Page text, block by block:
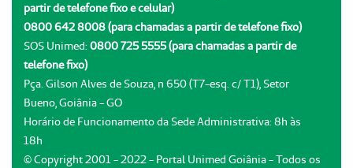
partir de telefone fixo e celular)
0800 642 8008 (para chamadas a partir de telefone fixo)
SOS Unimed: 0800 725 5555 (para chamadas a partir de
telefone fixo)
Pça. Gilson Alves de Souza, n 650 (T7-esq. c/ T1), Setor
Bueno, Goiânia - GO
Horário de Funcionamento da Sede Administrativa: 8h às
18h
© Copyright 2001 - 2022 - Portal Unimed Goiânia - Todos os